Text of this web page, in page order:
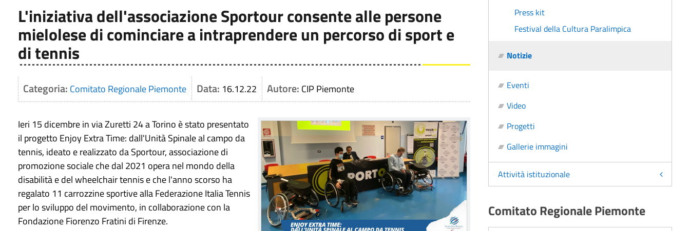
L'iniziativa dell'associazione Sportour consente alle persone
mielolese di cominciare a intraprendere un percorso di sport e
di tennis
Categoria: Comitato Regionale Piemonte Data: 16.12.22 Autore: CIP Piemonte
Ieri 15 dicembre in via Zuretti 24 a Torino è stato presentato
il progetto Enjoy Extra Time: dall'Unità Spinale al campo da
tennis, ideato e realizzato da Sportour, associazione di
promozione sociale che dal 2021 opera nel mondo della
disabilità e del wheelchair tennis e che l'anno scorso ha
regalato 11 carrozzine sportive alla Federazione Italia Tennis
per lo sviluppo del movimento, in collaborazione con la
Fondazione Fiorenzo Fratini di Firenze.
Press kit
Festival della Cultura Paralimpica
Notizie
Eventi
Video
Progetti
Gallerie immagini
Attività istituzionale
Comitato Regionale Piemonte